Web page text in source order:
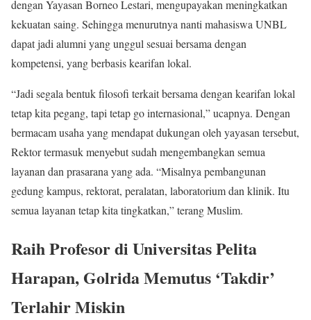
dengan Yayasan Borneo Lestari, mengupayakan meningkatkan
kekuatan saing. Sehingga menurutnya nanti mahasiswa UNBL
dapat jadi alumni yang unggul sesuai bersama dengan
kompetensi, yang berbasis kearifan lokal.
“Jadi segala bentuk filosofi terkait bersama dengan kearifan lokal
tetap kita pegang, tapi tetap go internasional,” ucapnya. Dengan
bermacam usaha yang mendapat dukungan oleh yayasan tersebut,
Rektor termasuk menyebut sudah mengembangkan semua
layanan dan prasarana yang ada. “Misalnya pembangunan
gedung kampus, rektorat, peralatan, laboratorium dan klinik. Itu
semua layanan tetap kita tingkatkan,” terang Muslim.
Raih Profesor di Universitas Pelita
Harapan, Golrida Memutus ‘Takdir’
Terlahir Miskin